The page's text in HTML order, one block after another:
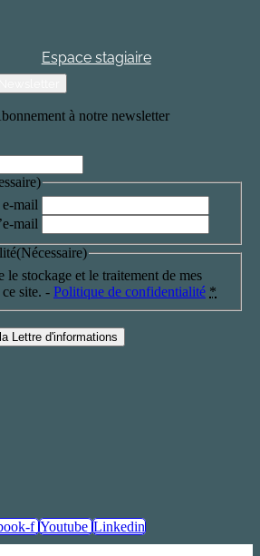
Espace stagiaire
à notre newsletter
e-mail
mail
(Nécessaire)
le stockage et le traitement de mes
site. - Politique de confidentialité *
f Youtube Linkedin